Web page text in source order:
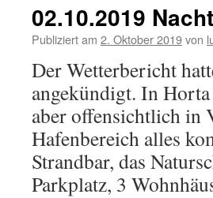
02.10.2019
Publiziert am 2. Oktober 2019von
Der Wetterbericht
angekündigt. In
aber offensichtlich
Hafenbereich alles
Strandbar, das
Parkplatz, 3